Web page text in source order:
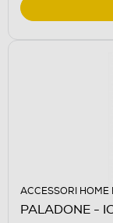
ACCESSORI HOME
PALADONE -